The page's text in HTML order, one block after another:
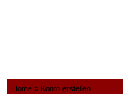
Home » Konto erstellen